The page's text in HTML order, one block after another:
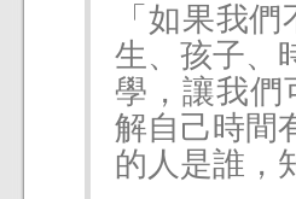
「如果我
生、孩子、
學，讓我
解自己時間
的人是誰，